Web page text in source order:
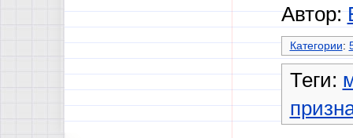
Автор:
Категории:
Теги: